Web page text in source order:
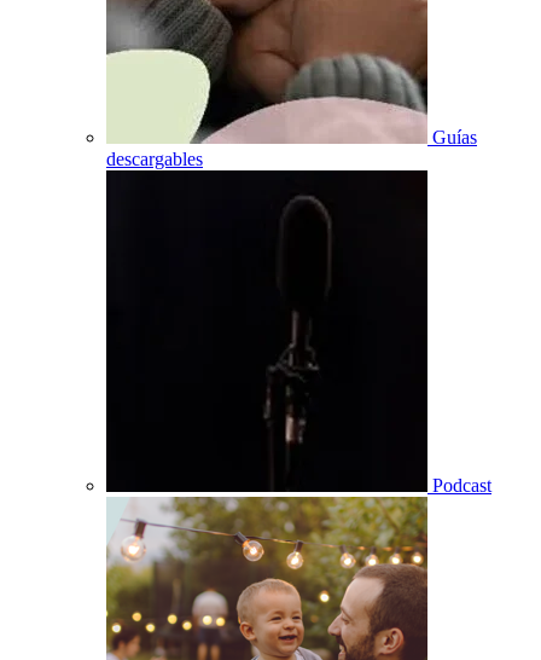
Guías
descargables
Podcast